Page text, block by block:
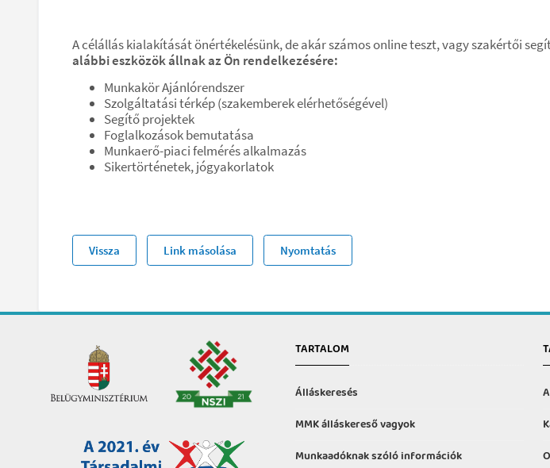
A célállás kialakítását önértékelésünk, de akár számos online teszt, vagy szakértői
alábbi eszközök állnak az Ön rendelkezésére:
Munkakör Ajánlórendszer
Szolgáltatási térkép (szakemberek elérhetőségével)
Segítő projektek
Foglalkozások bemutatása
Munkaerő-piaci felmérés alkalmazás
Sikertörténetek, jógyakorlatok
Vissza Link másolása Nyomtatás
TARTALOM
Álláskeresés
MMK álláskereső vagyok
Munkaadóknak szóló információk